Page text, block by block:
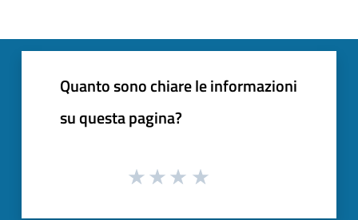
Quanto sono chiare le informazioni
su questa pagina?